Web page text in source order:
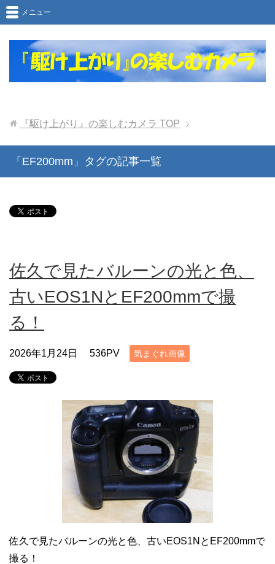
メニュー
『駆け上がり』の楽しむカメラ TOP
「EF200mm」タグの記事一覧
佐久で見たバルーンの光と色、
古いEOS1NとEF200mmで撮
る！
2026年1月24日 536PV 気まぐれ画像
佐久で見たバルーンの光と色、古いEOS1NとEF200mmで
撮る！